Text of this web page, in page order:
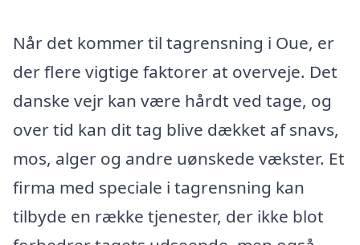
Når det kommer til tagrensning i Oue, er
der flere vigtige faktorer at overveje. Det
danske vejr kan være hårdt ved tage, og
over tid kan dit tag blive dækket af snavs,
mos, alger og andre uønskede vækster. Et
firma med speciale i tagrensning kan
tilbyde en række tjenester, der ikke blot